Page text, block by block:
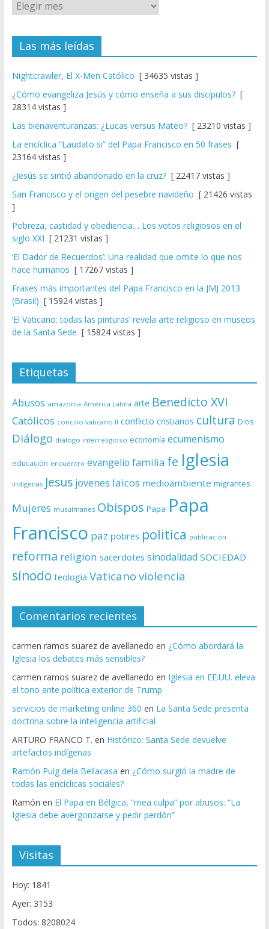
Las más leídas
Nightcrawler, El X-Men Católico [ 34635 vistas ]
¿Cómo evangeliza Jesús y cómo enseña a sus discípulos?[
28314 vistas ]
Las bienaventuranzas: ¿Lucas versus Mateo?[ 23210 vistas ]
La encíclica “Laudato si” del Papa Francisco en 50 frases [
23164 vistas ]
¿Jesús se sintió abandonado en la cruz?[ 22417 vistas ]
San Francisco y el origen del pesebre navideño [ 21426 vistas
]
Pobreza, castidad y obediencia… Los votos religiosos en el
siglo XXI [ 21231 vistas ]
‘El Dador de Recuerdos’: Una realidad que omite lo que nos
hace humanos [ 17267 vistas ]
Frases más importantes del Papa Francisco en la JMJ 2013
(Brasil) [ 15924 vistas ]
‘El Vaticano: todas las pinturas’ revela arte religioso en museos
de la Santa Sede [ 15824 vistas ]
Etiquetas
Abusos amazonía América Latina arte Benedicto XVI
Católicos concilio vaticano II conflicto cristianos cultura Dios
Diálogo diálogo interreligioso economía ecumenismo
educación encuentro evangelio familia fe Iglesia
indígenas Jesus jovenes laicos medioambiente migrantes
Mujeres musulmanes Obispos Papa Papa
Francisco paz pobres politica publicación
reforma religion sacerdotes sinodalidad SOCIEDAD
sínodo teología Vaticano violencia
Comentarios recientes
carmen ramos suarez de avellanedo en ¿Cómo abordará la
Iglesia los debates más sensibles?
carmen ramos suarez de avellanedo en Iglesia en EE.UU. eleva
el tono ante política exterior de Trump
servicios de marketing online 360 en La Santa Sede presenta
doctrina sobre la inteligencia artificial
ARTURO FRANCO T. en Histórico: Santa Sede devuelve
artefactos indígenas
Ramón Puig dela Bellacasa en ¿Cómo surgió la madre de
todas las encíclicas sociales?
Ramón en El Papa en Bélgica, “mea culpa” por abusos: “La
Iglesia debe avergonzarse y pedir perdón”
Visitas
Hoy: 1841
Ayer: 3153
Todos: 8208024